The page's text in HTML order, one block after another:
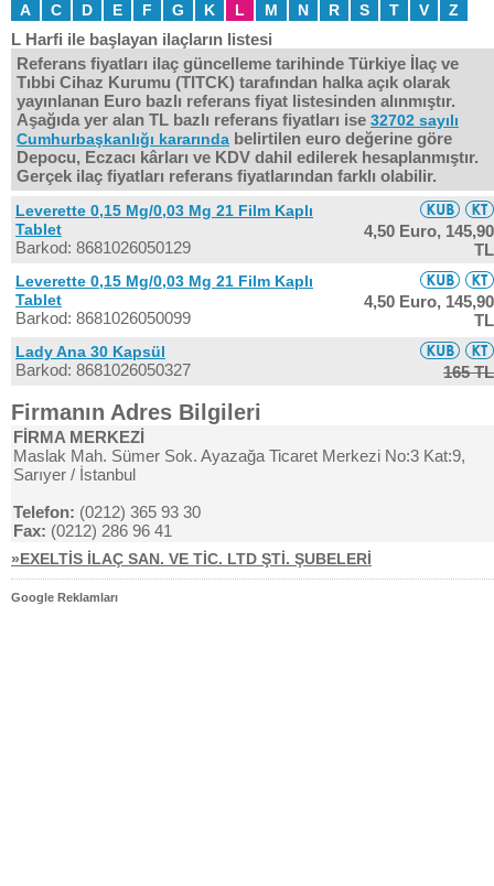
A C D E F G K L M N R S T V Z
L Harfi ile başlayan ilaçların listesi
Referans fiyatları ilaç güncelleme tarihinde Türkiye İlaç ve
Tıbbi Cihaz Kurumu (TITCK) tarafından halka açık olarak
yayınlanan Euro bazlı referans fiyat listesinden alınmıştır.
Aşağıda yer alan TL bazlı referans fiyatları ise 32702 sayılı
Cumhurbaşkanlığı kararında belirtilen euro değerine göre
Depocu, Eczacı kârları ve KDV dahil edilerek hesaplanmıştır.
Gerçek ilaç fiyatları referans fiyatlarından farklı olabilir.
Leverette 0,15 Mg/0,03 Mg 21 Film Kaplı
Tablet
Barkod: 8681026050129
4,50 Euro, 145,90
TL
Leverette 0,15 Mg/0,03 Mg 21 Film Kaplı
Tablet
Barkod: 8681026050099
4,50 Euro, 145,90
TL
Lady Ana 30 Kapsül
Barkod: 8681026050327 165 TL
Firmanın Adres Bilgileri
FİRMA MERKEZİ
Maslak Mah. Sümer Sok. Ayazağa Ticaret Merkezi No:3 Kat:9,
Sarıyer / İstanbul
Telefon: (0212) 365 93 30
Fax: (0212) 286 96 41
»EXELTİS İLAÇ SAN. VE TİC. LTD ŞTİ. ŞUBELERİ
Google Reklamları